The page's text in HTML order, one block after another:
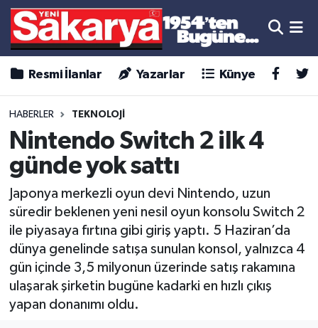
Resmi İlanlar Yazarlar Künye
HABERLER TEKNOLOJİ
Nintendo Switch 2 ilk 4
günde yok sattı
Japonya merkezli oyun devi Nintendo, uzun
süredir beklenen yeni nesil oyun konsolu Switch 2
ile piyasaya fırtına gibi giriş yaptı. 5 Haziran’da
dünya genelinde satışa sunulan konsol, yalnızca 4
gün içinde 3,5 milyonun üzerinde satış rakamına
ulaşarak şirketin bugüne kadarki en hızlı çıkış
yapan donanımı oldu.